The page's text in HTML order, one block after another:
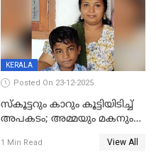
KERALA
Posted On 23-12-2025
സ്കൂട്ടറും കാറും കൂട്ടിയിടിച്ച്
അപകടം; അമ്മയും മകനും
ഗുരുതരാവസ്ഥയിൽ
1 Min Read View All